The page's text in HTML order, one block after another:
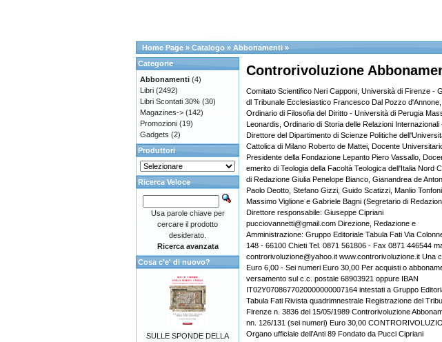
Home Page » Catalogo » Abbonamenti »
Controrivoluzione
Comitato Scientifico Neri Capponi, Università di Firenze -
dl Tribunale Ecclesiastico Francesco Dal Pozzo d'Annone,
Ordinario di Filosofia del Diritto - Università di Perugia
Leonardis, Ordinario di Storia delle Relazioni Internazionali
Direttore del Dipartimento di Scienze Politiche
Cattolica di Milano Roberto de Mattei, Docente
Presidente della Fondazione Lepanto Piero Vassallo,
emerito di Teologia della Facoltà Teologica dell'Italia Nord
di Redazione Giulia Penelope Bianco, Gianandrea de
Paolo Deotto, Stefano Gizzi, Guido Scatizzi, Manlio Tonfoni,
Massimo Viglione e Gabriele Bagni (Segretario di
Direttore responsabile: Giuseppe Cipriani
pucciovannetti@gmail.com Direzione, Redazione e
Amministrazione: Gruppo Editoriale Tabula Fati Via
148 - 66100 Chieti Tel. 0871 561806 - Fax 0871 446544
controrivoluzione@yahoo.it www.controrivoluzione.it Una
Euro 6,00 - Sei numeri Euro 30,00 Per acquisti o
versamento sul c.c. postale 68903921 oppure IBAN
IT02Y0708677020000000007164 intestati a Gruppo
Tabula Fati Rivista quadrimnestrale Registrazione del
Firenze n. 3836 del 15/05/1989 Controrivoluzione
nn. 126/131 (sei numeri) Euro 30,00
Organo ufficiale dell’Anti 89 Fondato da Pucci Cipriani
Categorie
Abbonamenti (4)
Libri (2492)
Libri Scontati 30% (30)
Magazines-> (142)
Promozioni (19)
Gadgets (2)
Produttori
Ricerca Veloce
Usa parole chiave per
cercare il prodotto
desiderato.
Ricerca avanzata
Cosa c'e' di nuovo?
SULLE SPONDE DELLA